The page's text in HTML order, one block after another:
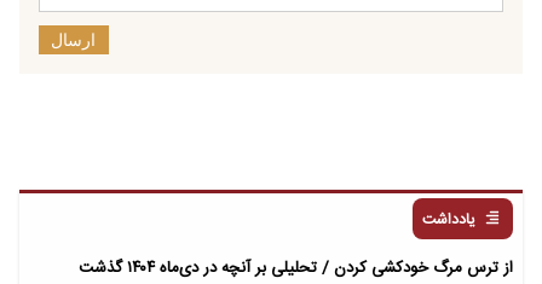
ارسال
یادداشت
از ترس مرگ خودکشی کردن / تحلیلی بر آنچه در دی‌ماه ۱۴۰۴ گذشت